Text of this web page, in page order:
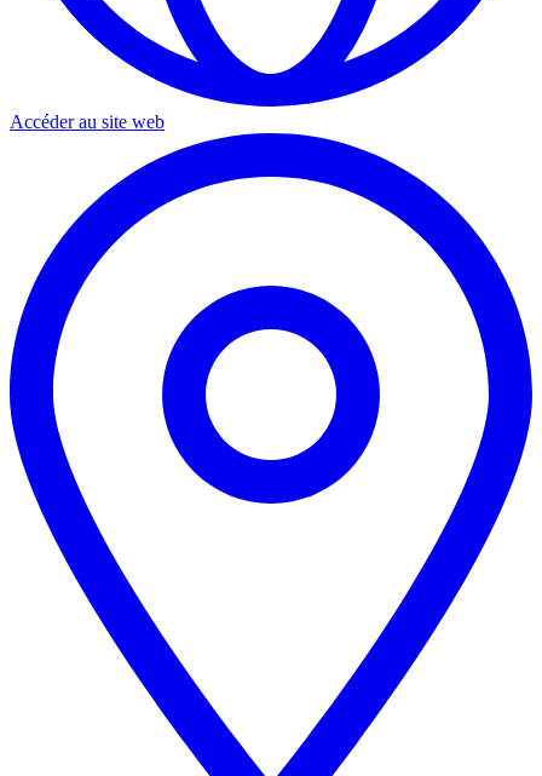
Accéder au site web